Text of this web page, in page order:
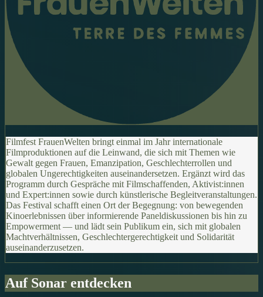
Filmfest FrauenWelten bringt einmal im Jahr internationale
Filmproduktionen auf die Leinwand, die sich mit Themen wie
Gewalt gegen Frauen, Emanzipation, Geschlechterrollen und
globalen Ungerechtigkeiten auseinandersetzen. Ergänzt wird das
Programm durch Gespräche mit Filmschaffenden, Aktivist:innen
und Expert:innen sowie durch künstlerische Begleitveranstaltungen.
Das Festival schafft einen Ort der Begegnung: von bewegenden
Kinoerlebnissen über informierende Paneldiskussionen bis hin zu
Empowerment — und lädt sein Publikum ein, sich mit globalen
Machtverhältnissen, Geschlechtergerechtigkeit und Solidarität
auseinanderzusetzen.
Auf Sonar entdecken